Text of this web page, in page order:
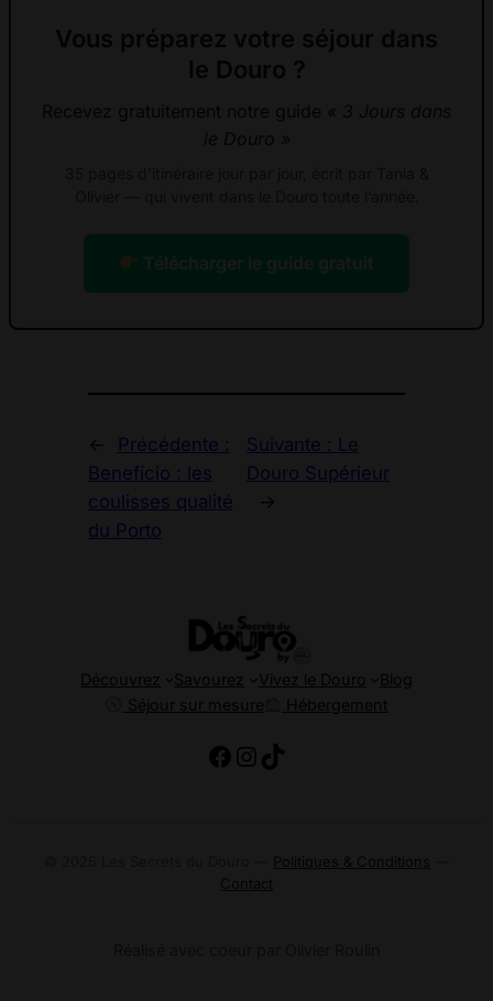
Télécharger le guide gratuit
←
Précédente :
Benefício : les
coulisses qualité
du Porto
Suivante : Le
Douro Supérieur
→
Découvrez Savourez Vivez le Douro
Blog
Séjour sur mesure
Hébergement
https://
Instagram
TikTok